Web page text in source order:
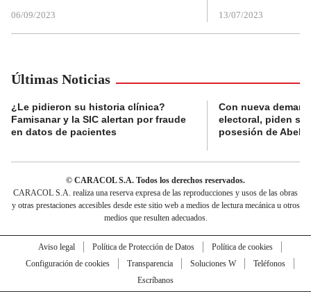
06/09/2023 13/07/2023
Últimas Noticias
¿Le pidieron su historia clínica?
Famisanar y la SIC alertan por fraude
en datos de pacientes
Con nueva
electoral, piden
posesión de
© CARACOL S.A. Todos los derechos reservados.
CARACOL S.A. realiza una reserva expresa de las reproducciones y usos de las obras
y otras prestaciones accesibles desde este sitio web a medios de lectura mecánica u otros
medios que resulten adecuados.
Aviso legal Política de Protección de Datos
Política de cookies
Configuración de cookies
Transparencia Soluciones W
Teléfonos
Escríbanos